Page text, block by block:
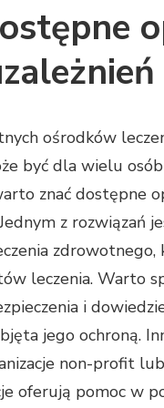
ośrodków
być dla wielu
znać dostępne
z rozwiązań
zdrowotnego,
leczenia. Warto
i
jego ochroną.
non-profit
oferują pomoc w